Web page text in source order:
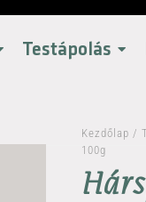
Testápolás
Kezdőlap /
100g